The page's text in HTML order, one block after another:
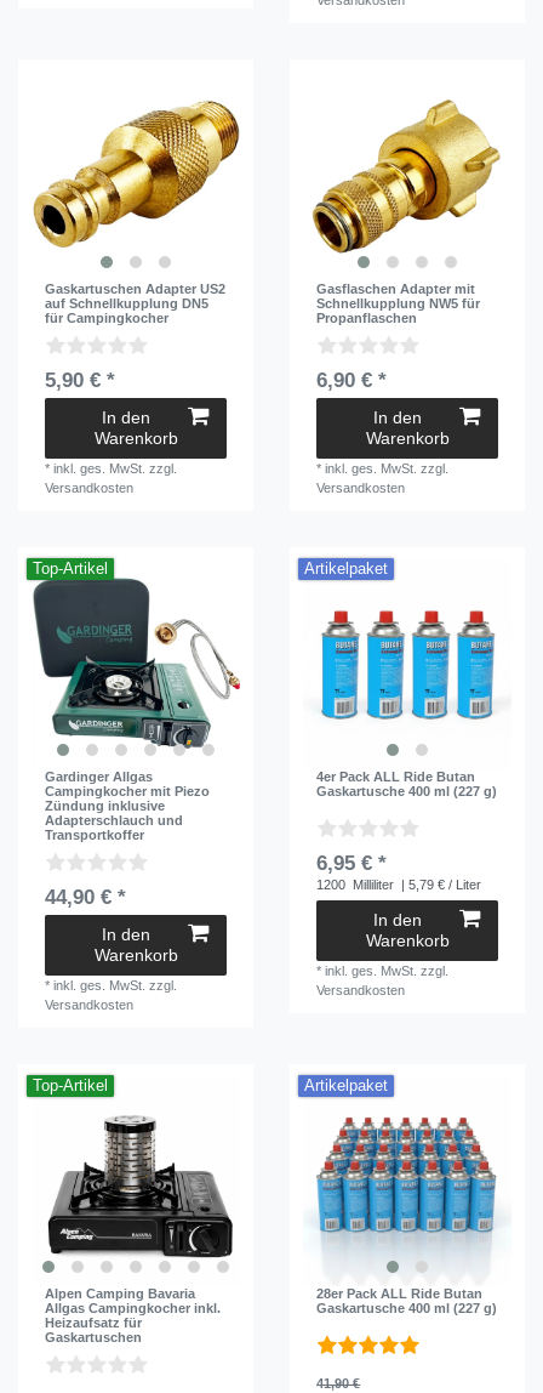
Gaskartuschen Adapter US2
auf Schnellkupplung DN5
für Campingkocher
5,90 € *
In den
Warenkorb
*inkl. ges. MwSt. zzgl.
Versandkosten
Gasflaschen Adapter mit
Schnellkupplung NW5 für
Propanflaschen
6,90 € *
In den
Warenkorb
*inkl. ges. MwSt. zzgl.
Versandkosten
Top-Artikel
Gardinger Allgas
Campingkocher mit Piezo
Zündung inklusive
Adapterschlauch und
Transportkoffer
44,90 € *
In den
Warenkorb
*inkl. ges. MwSt. zzgl.
Versandkosten
Artikelpaket
4er Pack ALL Ride Butan
Gaskartusche 400 ml (227 g)
6,95 € *
1200 Milliliter | 5,79 € / Liter
In den
Warenkorb
*inkl. ges. MwSt. zzgl.
Versandkosten
Top-Artikel
Alpen Camping Bavaria
Allgas Campingkocher inkl.
Heizaufsatz für
Gaskartuschen
Artikelpaket
28er Pack ALL Ride Butan
Gaskartusche 400 ml (227 g)
41,90 €